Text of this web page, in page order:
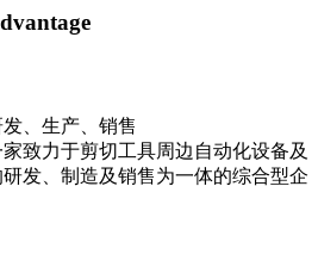
、生产、销售
致力于剪切工具周边自动化设备及
发、制造及销售为一体的综合型企